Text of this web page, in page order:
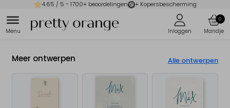
4.65 / 5 - 1700+ beoordelingen + Kopersbescherming
0
Meer ontwerpen Alle ontwerpen